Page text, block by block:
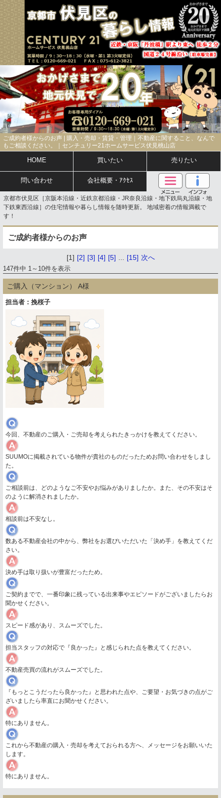
ご成約者様からのお声 | 購入・売却・賃貸・管理｜不動産に関すること、なんで
もご相談ください。｜センチュリー21ホームサービス伏見桃山店
HOME 買いたい 売りたい
問い合わせ 会社概要・ｱｸｾｽ
京都市伏見区［京阪本沿線・近鉄京都沿線・JR奈良沿線・地下鉄烏丸沿線・地
下鉄東西沿線］の住宅情報や暮らし情報を随時更新。 地域密着の情報満載で
す！
ご成約者様からのお声
147件中 1～10件を表示
[1] [2] [3] [4] [5] [15] 次へ
ご購入（マンション） A様
担当者：挽桜子
今回、不動産のご購入・ご売却を考えられたきっかけを教えてください。
SUUMOに掲載されている物件が貴社のものだったためお問い合わせをしまし
た。
ご相談前は、どのようなご不安やお悩みがありましたか。また、その不安はそ
のように解消されましたか。
相談前は不安なし。
数ある不動産会社の中から、弊社をお選びいただいた「決め手」を教えてくだ
さい。
決め手は取り扱いが豊富だったため。
ご契約までで、一番印象に残っている出来事やエピソードがございましたらお
聞かせください。
スピード感があり、スムーズでした。
担当スタッフの対応で『良かった』と感じられた点を教えてください。
不動産売買の流れがスムーズでした。
『もっとこうだったら良かった』と思われた点や、ご要望・お気づきの点がご
ざいましたら率直にお聞かせください。
特にありません。
これから不動産の購入・売却を考えておられる方へ、メッセージをお願いいた
します。
特にありません。